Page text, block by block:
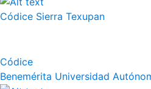
Códice Sierra Texupan
Códice
Benemérita Universidad